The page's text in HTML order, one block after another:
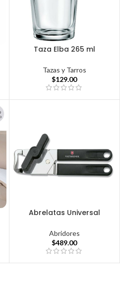
Taza Elba 265 ml
Tazas y Tarros
$129.00
Abrelatas Universal
Abridores
$489.00